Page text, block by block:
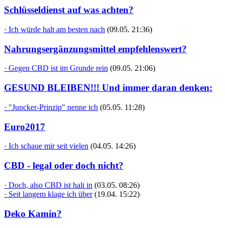
Schlüsseldienst auf was achten?
· Ich würde halt am besten nach (09.05. 21:36)
Nahrungsergänzungsmittel empfehlenswert?
· Gegen CBD ist im Grunde rein (09.05. 21:06)
GESUND BLEIBEN!!! Und immer daran denken:
· "Juncker-Prinzip" nenne ich (05.05. 11:28)
Euro2017
· Ich schaue mir seit vielen (04.05. 14:26)
CBD - legal oder doch nicht?
· Doch, also CBD ist halt in (03.05. 08:26)
· Seit langem klage ich über (19.04. 15:22)
Deko Kamin?